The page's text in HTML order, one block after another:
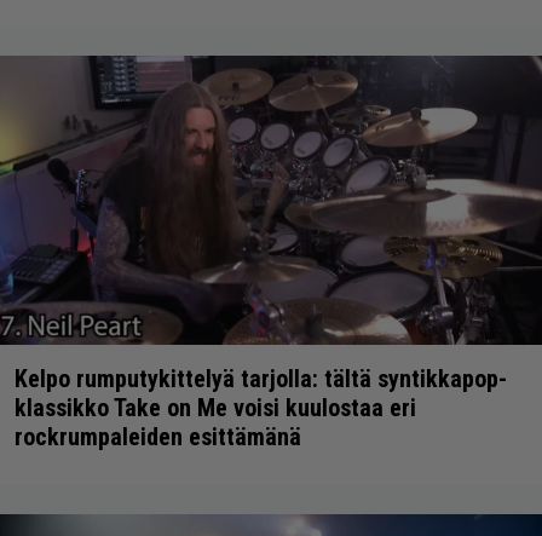
Kelpo rumputykittelyä tarjolla: tältä syntikkapop-
klassikko Take on Me voisi kuulostaa eri
rockrumpaleiden esittämänä